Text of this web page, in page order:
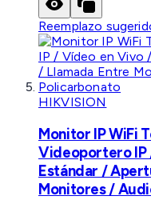
Reemplazo
HIKVISION
Monitor IP WiFi
Videoportero IP
Estándar /
Monitores /